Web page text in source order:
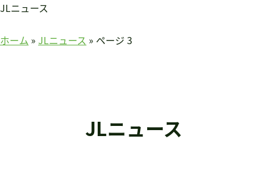
JLニュース
ホーム » JLニュース » ページ 3
JLニュース
ログイン